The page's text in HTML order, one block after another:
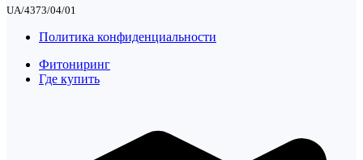
UA/4373/04/01
Политика конфиденциальности
Фитониринг
Где купить